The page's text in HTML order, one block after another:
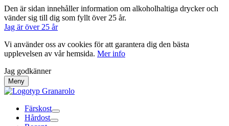
Den är sidan innehåller information om alkoholhaltiga drycker och
vänder sig till dig som fyllt över 25 år.
Jag är över 25 år
Vi använder oss av cookies för att garantera dig den bästa
upplevelsen av vår hemsida. Mer info
Jag godkänner
Meny
Färskost
Hårdost